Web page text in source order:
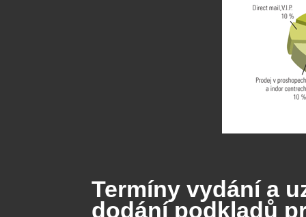
Termíny vydání a
dodání podkladů